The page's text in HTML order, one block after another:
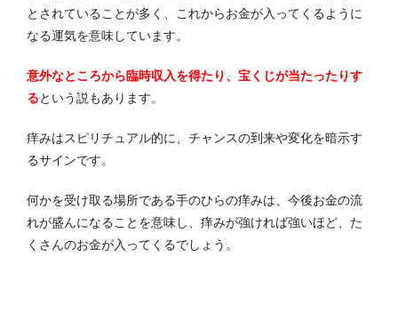
とされていることが多く、これからお金が入ってくるように
なる運気を意味しています。
意外なところから臨時収入を得たり、宝くじが当たったりす
るという説もあります。
痒みはスピリチュアル的に、チャンスの到来や変化を暗示す
るサインです。
何かを受け取る場所である手のひらの痒みは、今後お金の流
れが盛んになることを意味し、痒みが強ければ強いほど、た
くさんのお金が入ってくるでしょう。